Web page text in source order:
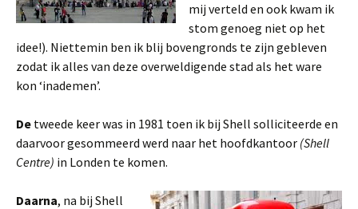
mij verteld en ook kwam ik
stom genoeg niet op het
idee!). Niettemin ben ik blij bovengronds te zijn gebleven
zodat ik alles van deze overweldigende stad als het ware
kon ‘inademen’.
De tweede keer was in 1981 toen ik bij Shell solliciteerde en
daarvoor gesommeerd werd naar het hoofdkantoor (Shell
Centre) in Londen te komen.
Daarna, na bij Shell